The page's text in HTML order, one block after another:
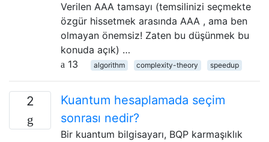
Verilen AAA tamsayı (temsilinizi seçmekte
özgür hissetmek arasında AAA , ama ben
olmayan önemsiz! Zaten bu düşünmek bu
konuda açık) …
13
algorithm complexity-theory speedup
2
Kuantum hesaplamada seçim
sonrası nedir?
Bir kuantum bilgisayarı, BQP karmaşıklık